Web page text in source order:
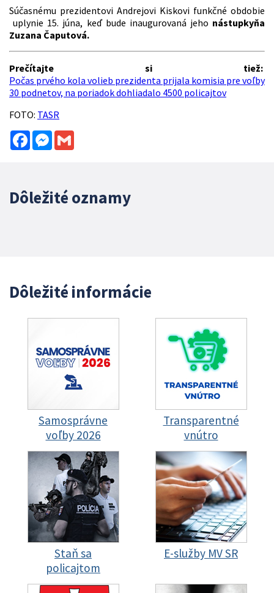
Súčasnému prezidentovi Andrejovi Kiskovi funkčné obdobie
uplynie 15. júna, keď bude inaugurovaná jeho nástupkyňa
Zuzana Čaputová.
Prečítajte si tiež:
Počas prvého kola volieb prezidenta prijala komisia pre voľby
30 podnetov, na poriadok dohliadalo 4500 policajtov
FOTO: TASR
FacebookMessenger
Dôležité oznamy
Dôležité informácie
Samosprávne
voľby 2026
Transparentné
vnútro
Staň sa
policajtom
E-služby MV SR